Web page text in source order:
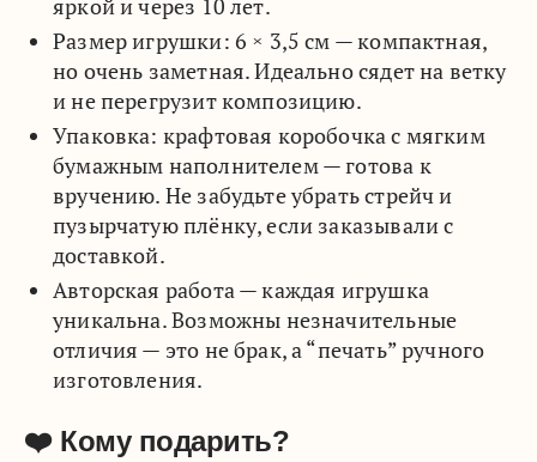
Размер игрушки: 6 × 3,5 см — компактная,
но очень заметная. Идеально сядет на ветку
и не перегрузит композицию.
Упаковка: крафтовая коробочка с мягким
бумажным наполнителем — готова к
вручению. Не забудьте убрать стрейч и
пузырчатую плёнку, если заказывали с
доставкой.
Авторская работа — каждая игрушка
уникальна. Возможны незначительные
отличия — это не брак, а “печать” ручного
изготовления.
❤️ Кому подарить?